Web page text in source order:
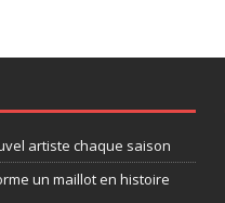
artiste chaque saison
un maillot en histoire